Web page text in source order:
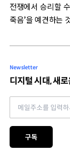
전쟁에서 승리할
죽음’을 예견하는
Newsletter
디지털 시대, 새
Email address
구독